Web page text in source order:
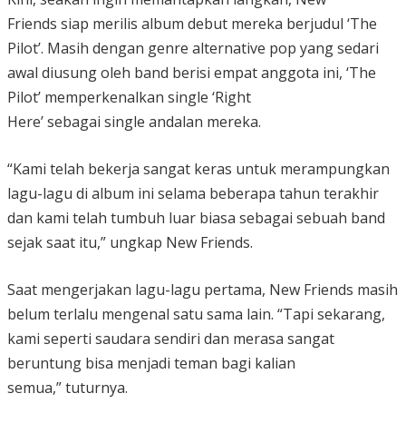
Friends siap merilis album debut mereka berjudul ‘The
Pilot’. Masih dengan genre alternative pop yang sedari
awal diusung oleh band berisi empat anggota ini, ‘The
Pilot’ memperkenalkan single ‘Right
Here’ sebagai single andalan mereka.
“Kami telah bekerja sangat keras untuk merampungkan
lagu-lagu di album ini selama beberapa tahun terakhir
dan kami telah tumbuh luar biasa sebagai sebuah band
sejak saat itu,” ungkap New Friends.
Saat mengerjakan lagu-lagu pertama, New Friends masih
belum terlalu mengenal satu sama lain. “Tapi sekarang,
kami seperti saudara sendiri dan merasa sangat
beruntung bisa menjadi teman bagi kalian
semua,” tuturnya.